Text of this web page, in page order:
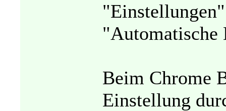
"Automatische
Beim Chrome
Einstellung